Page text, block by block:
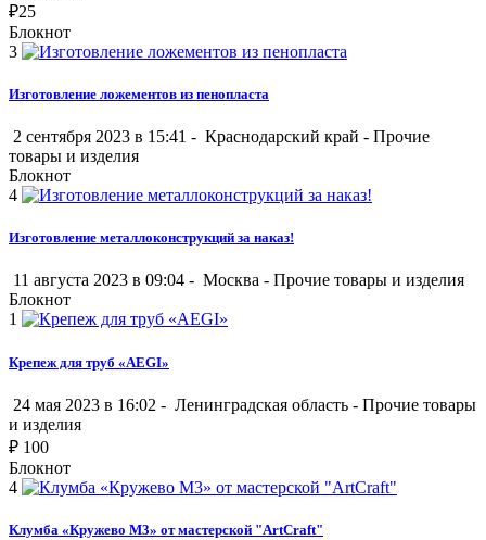
₽25
Блокнот
3
Изготовление ложементов из пенопласта
2 сентября 2023 в 15:41 - Краснодарский край - Прочие
товары и изделия
Блокнот
4
Изготовление металлоконструкций за наказ!
11 августа 2023 в 09:04 - Москва - Прочие товары и изделия
Блокнот
1
Крепеж для труб «AEGI»
24 мая 2023 в 16:02 - Ленинградская область - Прочие товары
и изделия
₽ 100
Блокнот
4
Клумба «Кружево М3» от мастерской "ArtCraft"